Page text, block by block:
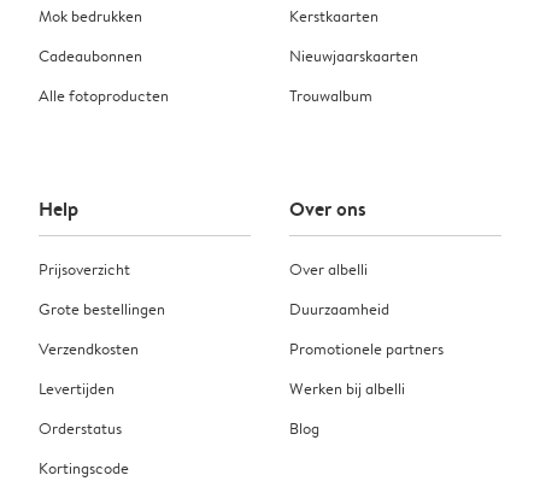
Mok bedrukken
Cadeaubonnen
Alle fotoproducten
Kerstkaarten
Nieuwjaarskaarten
Trouwalbum
Help
Prijsoverzicht
Grote bestellingen
Verzendkosten
Levertijden
Orderstatus
Kortingscode
Over ons
Over albelli
Duurzaamheid
Promotionele partners
Werken bij albelli
Blog